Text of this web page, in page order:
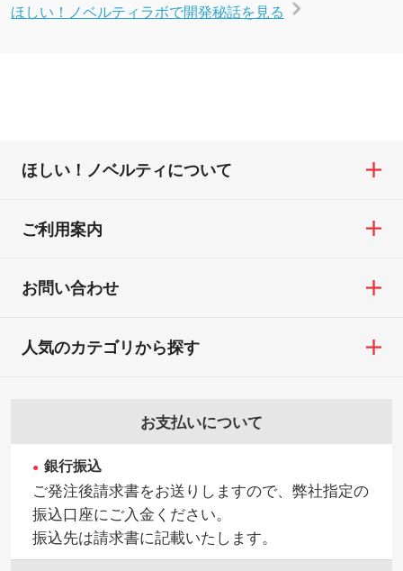
ほしい！ノベルティラボで開発秘話を見る
ほしい！ノベルティについて
ご利用案内
お問い合わせ
お支払いについて
銀行振込
ご発注後請求書をお送りしますので、弊社指定の
振込口座にご入金ください。
振込先は請求書に記載いたします。
人気のカテゴリから探す